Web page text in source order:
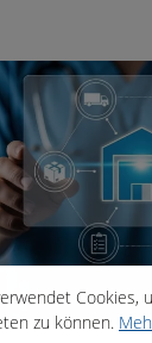
Cookies,
zu können.